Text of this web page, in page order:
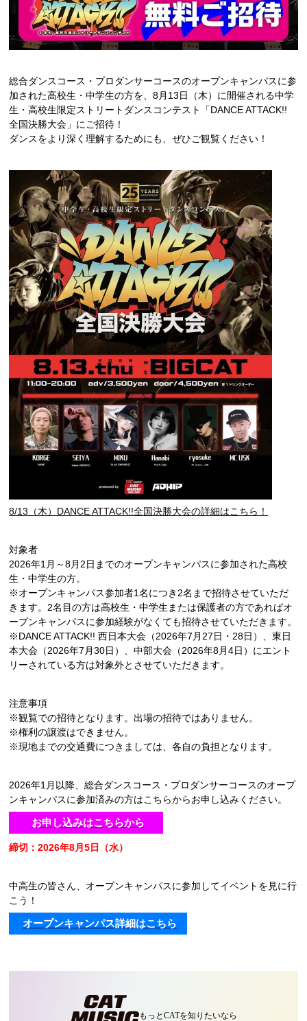
大学・短大・社会人の方へ
留学生の方へ
保護者の方へ
卒業生の方へ
CAT BOARD
総合ダンスコース・プロダンサーコースのオープンキャンパスに参
加された高校生・中学生の方を、8月13日（木）に開催される中学
生・高校生限定ストリートダンスコンテスト「DANCE ATTACK!!
全国決勝大会」にご招待！
ダンスをより深く理解するためにも、ぜひご観覧ください！
8/13（木）DANCE ATTACK!!全国決勝大会の詳細はこちら！
対象者
2026年1月～8月2日までのオープンキャンパスに参加された高校
生・中学生の方。
※オープンキャンパス参加者1名につき2名まで招待させていただ
きます。2名目の方は高校生・中学生または保護者の方であればオ
ープンキャンパスに参加経験がなくても招待させていただきます。
※DANCE ATTACK!! 西日本大会（2026年7月27日・28日）、東日
本大会（2026年7月30日）、中部大会（2026年8月4日）にエント
リーされている方は対象外とさせていただきます。
注意事項
※観覧での招待となります。出場の招待ではありません。
※権利の譲渡はできません。
※現地までの交通費につきましては、各自の負担となります。
2026年1月以降、総合ダンスコース・プロダンサーコースのオープ
ンキャンパスに参加済みの方はこちらからお申し込みください。
お申し込みはこちらから
締切：2026年8月5日（水）
中高生の皆さん、オープンキャンパスに参加してイベントを見に行
こう！
オープンキャンパス詳細はこちら
もっとCATを知りたいなら